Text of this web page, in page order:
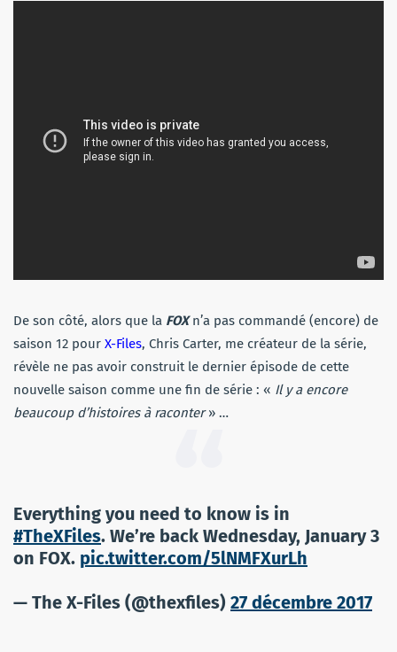
De son côté, alors que la FOX n’a pas commandé (encore) de
saison 12 pour X-Files, Chris Carter, me créateur de la série,
révèle ne pas avoir construit le dernier épisode de cette
nouvelle saison comme une fin de série : « Il y a encore
beaucoup d’histoires à raconter» …
Everything you need to know is in
#TheXFiles. We’re back Wednesday, January 3
on FOX. pic.twitter.com/5lNMFXurLh
— The X-Files (@thexfiles) 27 décembre 2017